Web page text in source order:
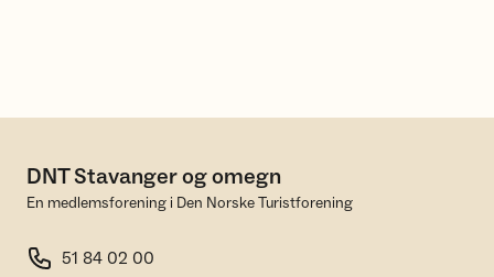
DNT Stavanger og omegn
En medlemsforening i Den Norske Turistforening
51 84 02 00